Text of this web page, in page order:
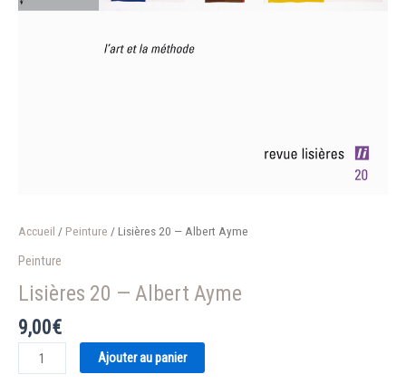
Accueil / Peinture / Lisières 20 — Albert Ayme
Peinture
Lisières 20 — Albert Ayme
9,00€
quantité
de
Ajouter au panier